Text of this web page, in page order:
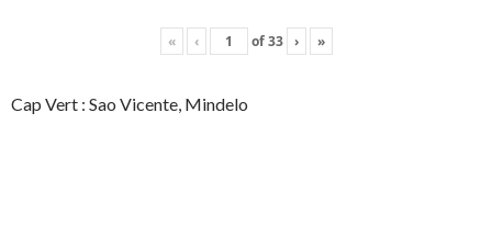
« ‹ of33 › »
Cap Vert : Sao Vicente, Mindelo